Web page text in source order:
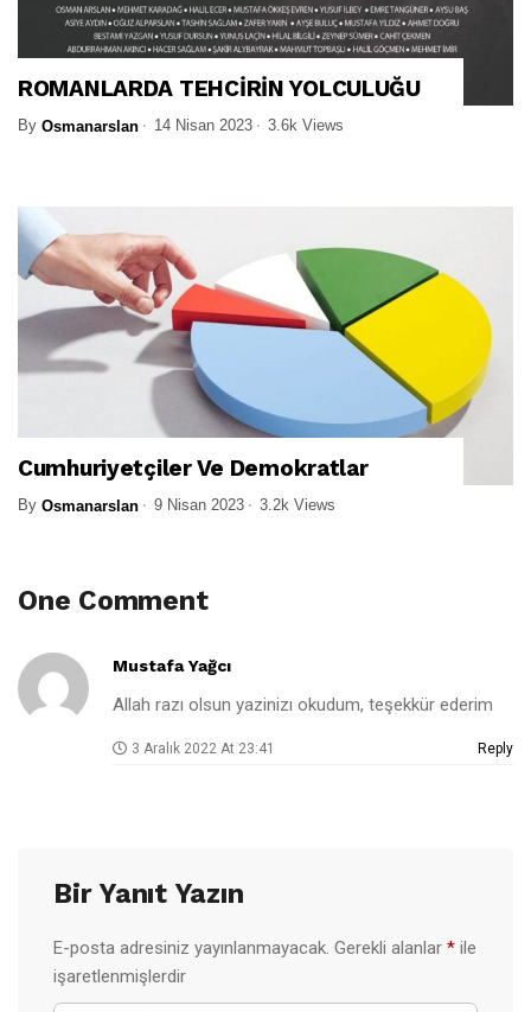
ROMANLARDA TEHCİRİN YOLCULUĞU
By Osmanarslan 14 Nisan 2023 3.6k Views
Cumhuriyetçiler Ve Demokratlar
By Osmanarslan 9 Nisan 2023 3.2k Views
One Comment
Mustafa Yağcı
Allah razı olsun yazinizı okudum, teşekkür ederim
3 Aralık 2022 At 23:41 Reply
Bir Yanıt Yazın
E-posta adresiniz yayınlanmayacak. Gerekli alanlar * ile
işaretlenmişlerdir